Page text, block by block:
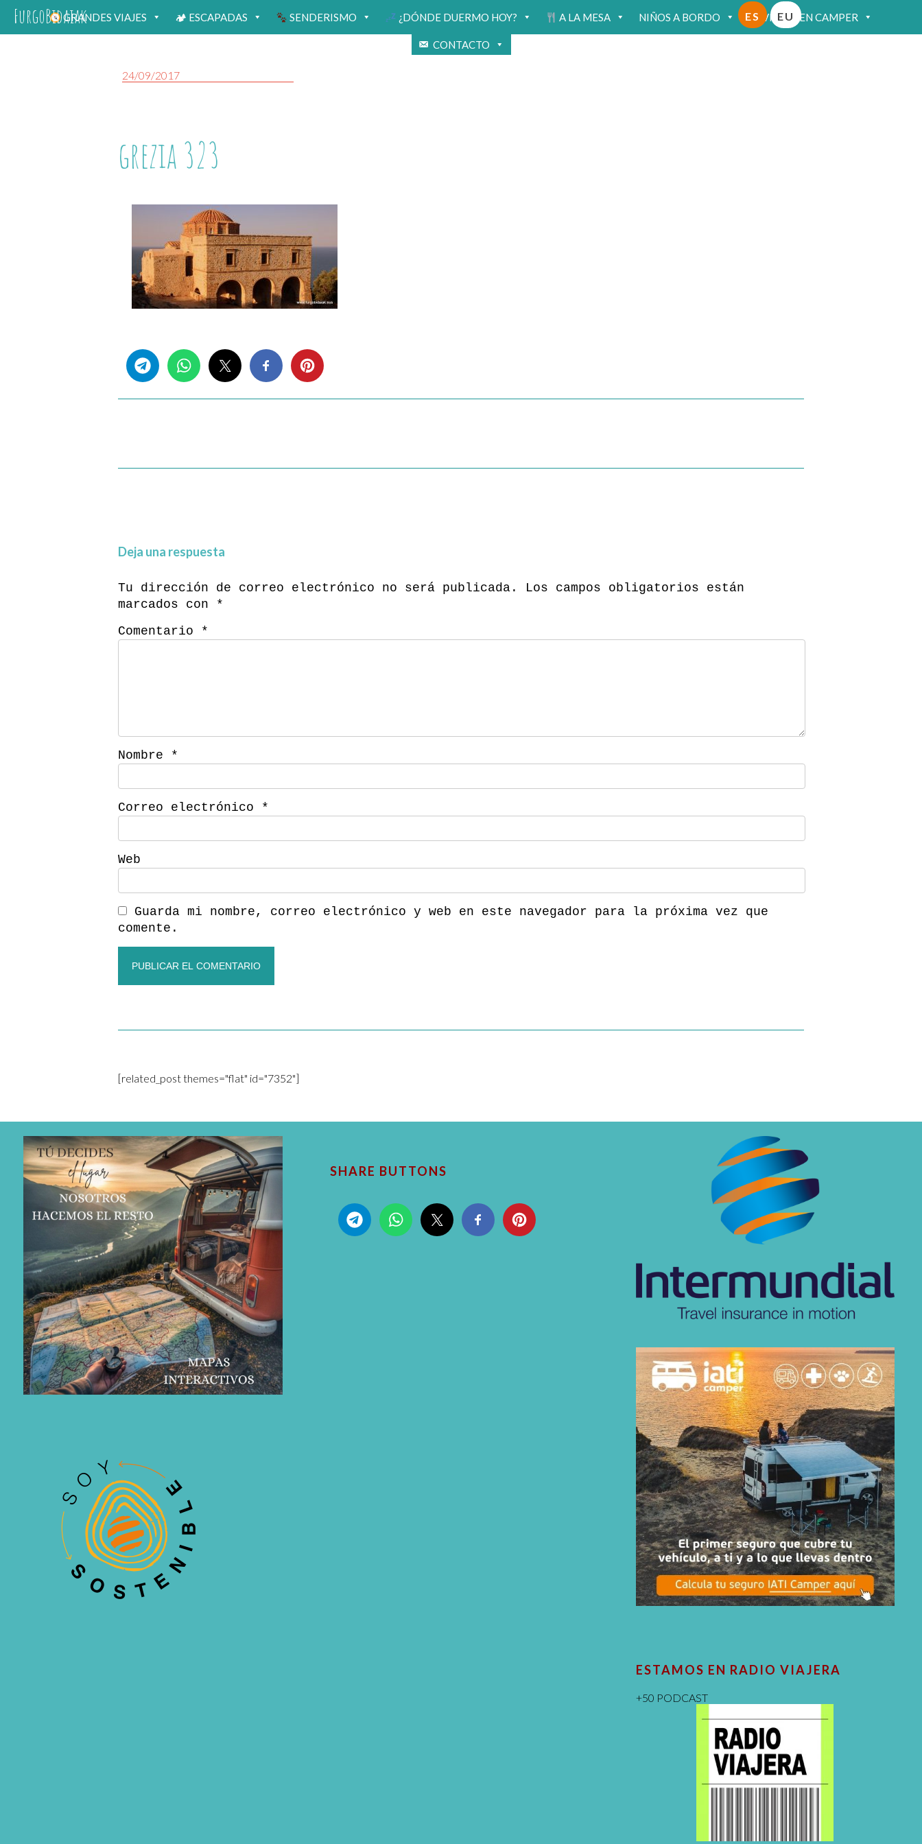
FurgoBidaiakGRANDES VIAJES 🏕 ESCAPADAS SENDERISMO ¿DÓNDE DUERMO HOY? A LA MESA NIÑOS A BORDO VIAJAR EN CAMPER
CONTACTO
ES EU
24/09/2017
grezia 323
Deja una respuesta
Tu dirección de correo electrónico no será publicada.
Los campos obligatorios están
marcados con *
Comentario *
Nombre *
Correo electrónico *
Web
Guarda mi nombre, correo electrónico y web en este navegador para la próxima vez que
comente.
[related_post themes="flat" id="7352"]
SHARE BUTTONS
ESTAMOS EN RADIO VIAJERA
+50 PODCAST